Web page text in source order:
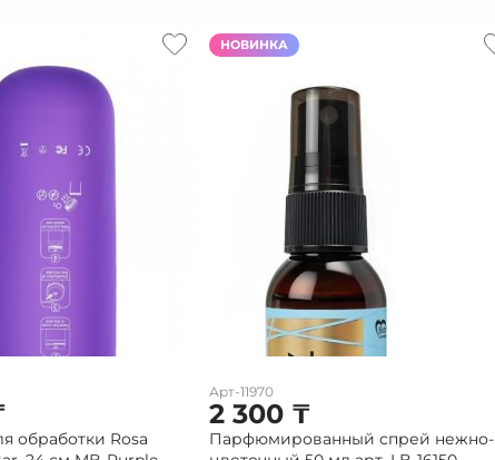
обработки Rosa
НОВИНКА
Арт-11970
2 300 ₸
Парфюмированный спрей нежно-